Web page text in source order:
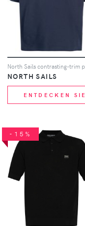
NORTH SAILS
ENTDECKEN SIE
-15%